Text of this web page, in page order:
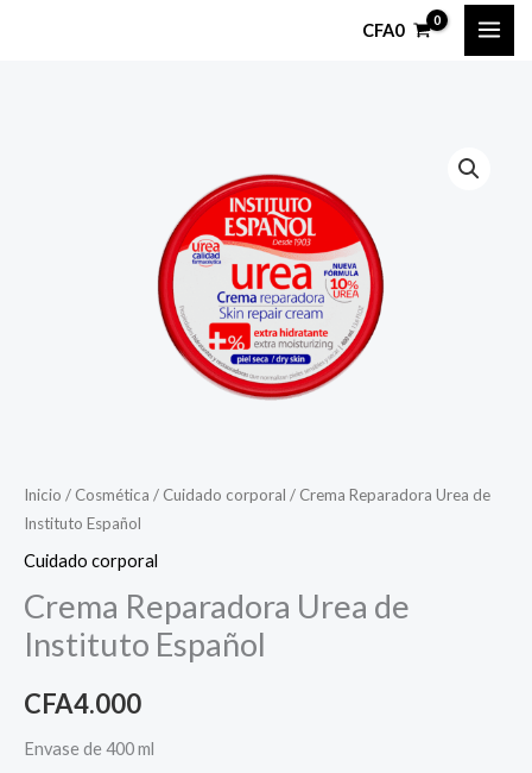
CFA0
Inicio / Cosmética / Cuidado corporal / Crema Reparadora Urea de
Instituto Español
Cuidado corporal
Crema Reparadora Urea de
Instituto Español
CFA4.000
Envase de 400 ml